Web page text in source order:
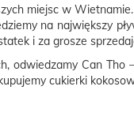
miejsc w
na największy
i za grosze
odwiedzamy Can
cukierki